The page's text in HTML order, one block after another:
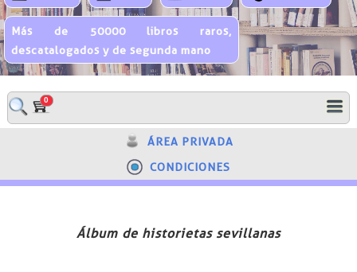
Más de 50000 libros raros,
descatalogados y de segunda mano
0
ÁREA PRIVADA
CONDICIONES
Álbum de historietas sevillanas